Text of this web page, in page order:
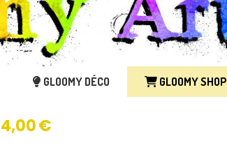
GLOOMY DÉCO GLOOMY SHOP
4,00€